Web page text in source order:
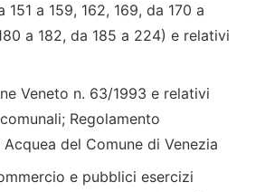
151 a 159, 162, 169, da 170 a
a 182, da 185 a 224) e relativi
Veneto n. 63/1993 e relativi
Regolamento
del Comune di Venezia
e pubblici esercizi